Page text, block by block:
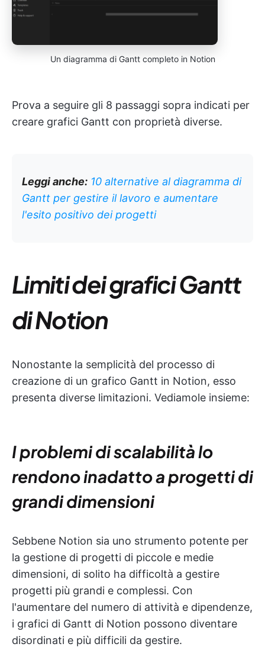
Un diagramma di Gantt completo in Notion
Prova a seguire gli 8 passaggi sopra indicati per
creare grafici Gantt con proprietà diverse.
Leggi anche: 10 alternative al diagramma di
Gantt per gestire il lavoro e aumentare
l'esito positivo dei progetti
Limiti dei grafici Gantt
di Notion
Nonostante la semplicità del processo di
creazione di un grafico Gantt in Notion, esso
presenta diverse limitazioni. Vediamole insieme:
I problemi di scalabilità lo
rendono inadatto a progetti di
grandi dimensioni
Sebbene Notion sia uno strumento potente per
la gestione di progetti di piccole e medie
dimensioni, di solito ha difficoltà a gestire
progetti più grandi e complessi. Con
l'aumentare del numero di attività e dipendenze,
i grafici di Gantt di Notion possono diventare
disordinati e più difficili da gestire.